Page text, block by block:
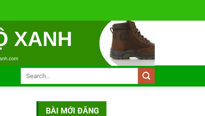
BÀI MỚI ĐĂNG